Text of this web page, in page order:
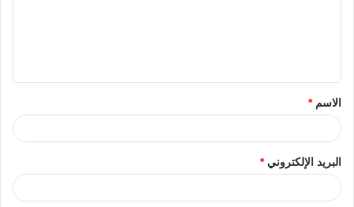
الاسم*
البريد الإلكتروني*